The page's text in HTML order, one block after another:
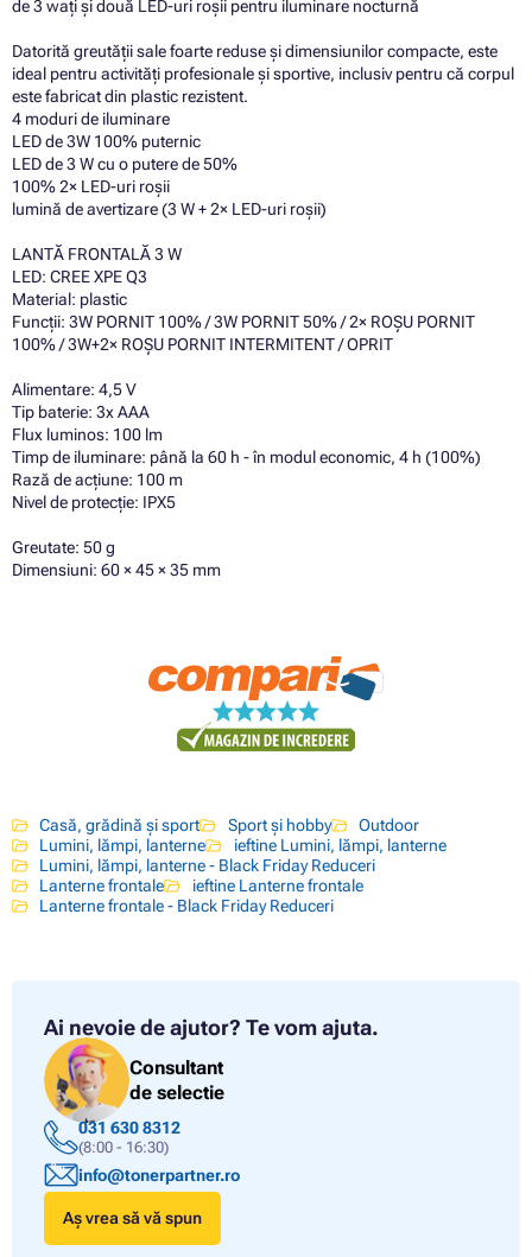
de 3 wați și două LED-uri roșii pentru iluminare nocturnă
Datorită greutății sale foarte reduse și dimensiunilor compacte, este
ideal pentru activități profesionale și sportive, inclusiv pentru că corpul
este fabricat din plastic rezistent.
4 moduri de iluminare
LED de 3W 100% puternic
LED de 3 W cu o putere de 50%
100% 2× LED-uri roșii
lumină de avertizare (3 W + 2× LED-uri roșii)
LANTĂ FRONTALĂ 3 W
LED: CREE XPE Q3
Material: plastic
Funcții: 3W PORNIT 100% / 3W PORNIT 50% / 2× ROȘU PORNIT
100% / 3W+2× ROȘU PORNIT INTERMITENT / OPRIT
Alimentare: 4,5 V
Tip baterie: 3x AAA
Flux luminos: 100 lm
Timp de iluminare: până la 60 h - în modul economic, 4 h (100%)
Rază de acțiune: 100 m
Nivel de protecție: IPX5
Greutate: 50 g
Dimensiuni: 60 × 45 × 35 mm
Casă, grădină și sport Sport și hobby
Outdoor
Lumini, lămpi, lanterne
ieftine Lumini, lămpi, lanterne
Lumini, lămpi, lanterne - Black Friday Reduceri
Lanterne frontale
ieftine Lanterne frontale
Lanterne frontale - Black Friday Reduceri
Ai nevoie de ajutor? Te vom ajuta.
Consultant
de selectie
031 630 8312
(8:00 - 16:30)
info@tonerpartner.ro
Aș vrea să vă spun